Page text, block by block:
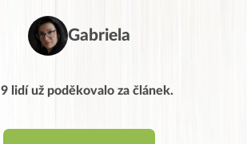
Gabriela
9 lidí už poděkovalo za článek.